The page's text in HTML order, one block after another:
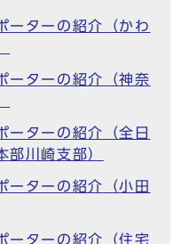
ーターの紹介（かわ
ーターの紹介（神奈
ーターの紹介（全日
川崎支部）
ーターの紹介（小田
ーターの紹介（住宅